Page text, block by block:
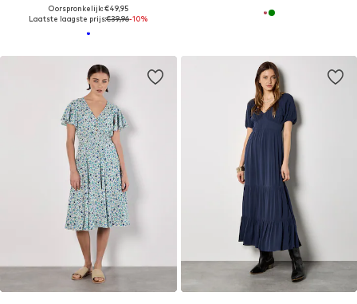
Oorspronkelijk: €49,95
Laatste laagste prijs:€39,96-10%